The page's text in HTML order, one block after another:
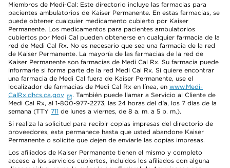
Miembros de Medi-Cal: Este directorio incluye las farmacias para
pacientes ambulatorios de Kaiser Permanente. En estas farmacias, se
puede obtener cualquier medicamento cubierto por Kaiser
Permanente. Los medicamentos para pacientes ambulatorios
cubiertos por Medi Cal pueden obtenerse en cualquier farmacia de la
red de Medi Cal Rx. No es necesario que sea una farmacia de la red
de Kaiser Permanente. La mayoría de las farmacias de la red de
Kaiser Permanente son farmacias de Medi Cal Rx. Su farmacia puede
informarle si forma parte de la red Medi Cal Rx. Si quiere encontrar
una farmacia de Medi Cal fuera de Kaiser Permanente, use el
localizador de farmacias de Medi Cal Rx en línea, en www.Medi-
CalRx.dhcs.ca.gov
. También puede llamar a Servicio al Cliente de
Medi Cal Rx, al 1-800-977-2273, las 24 horas del día, los 7 días de la
semana (TTY 711 de lunes a viernes, de 8 a. m. a 5 p. m.).
Si realiza la solicitud para recibir copias impresas del directorio de
proveedores, esta permanece hasta que usted abandone Kaiser
Permanente o solicite que dejen de enviarle las copias impresas.
Los afiliados de Kaiser Permanente tienen el mismo y completo
acceso a los servicios cubiertos, incluidos los afiliados con alguna